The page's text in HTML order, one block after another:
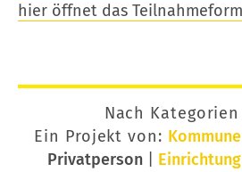
hier öffnet das
Nach
Ein Projekt von: Kommune
Privatperson| Einrichtung